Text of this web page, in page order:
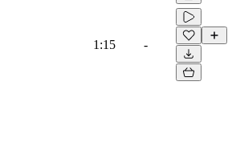
1:15 -